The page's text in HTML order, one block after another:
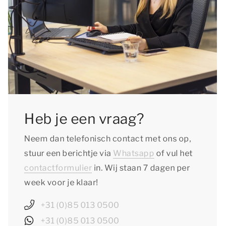
Heb je een vraag?
Neem dan telefonisch contact met ons op,
stuur een berichtje via Whatsapp of vul het
contactformulier in. Wij staan 7 dagen per
week voor je klaar!
+31 (0)85 013 0500
+31 (0)85 013 0500